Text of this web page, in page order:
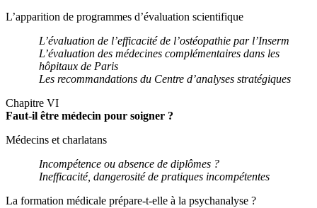
L’apparition de programmes d’évaluation scientifique
L’évaluation de l’efficacité de l’ostéopathie par l’Inserm
L’évaluation des médecines complémentaires dans les
hôpitaux de Paris
Les recommandations du Centre d’analyses stratégiques
Chapitre VI
Faut-il être médecin pour soigner ?
Médecins et charlatans
Incompétence ou absence de diplômes ?
Inefficacité, dangerosité de pratiques incompétentes
La formation médicale prépare-t-elle à la psychanalyse ?